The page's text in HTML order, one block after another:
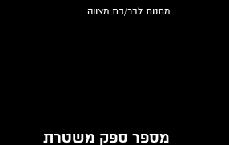
מתנות לבר/בת מצווה
מספר ספק משטרת